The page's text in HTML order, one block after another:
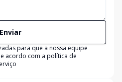
Enviar
para que a nossa equipe
acordo com a política de